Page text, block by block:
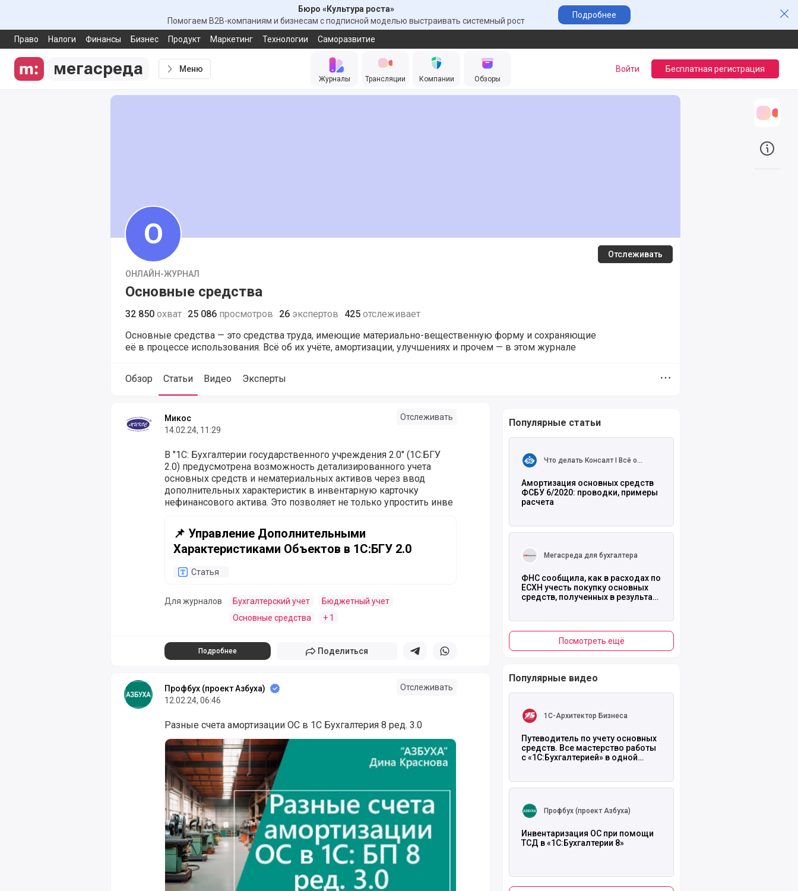
Бюро «Культура роста»
Помогаем B2B-компаниям и бизнесам с подписной моделью выстраивать системный рост
Подробнее
Право Налоги Финансы Бизнес Продукт Маркетинг Технологии Саморазвитие
мегасреда Меню
Журналы Трансляции Компании Обзоры
Войти Бесплатная регистрация
О
Отслеживать
ОНЛАЙН-ЖУРНАЛ
Основные средства
32 850 охват 25 086 просмотров 26 экспертов 425 отслеживает
Основные средства — это средства труда, имеющие материально-вещественную форму и сохраняющие
её в процессе использования. Всё об их учёте, амортизации, улучшениях и прочем — в этом журнале
Обзор Статьи Видео Эксперты Дополнительное меню
Микос
14.02.24, 11:29
Отслеживать
В "1С: Бухгалтерии государственного учреждения 2.0" (1С:БГУ
2.0) предусмотрена возможность детализированного учета
основных средств и нематериальных активов через ввод
дополнительных характеристик в инвентарную карточку
нефинансового актива. Это позволяет не только упростить инве
📌 Управление Дополнительными
Характеристиками Объектов в 1С:БГУ 2.0
Статья
Для журналов Бухгалтерский учет
Бюджетный учет
Основные средства
+ 1
Подробнее Поделиться Поделиться в телеграм
Поделиться в whatsapp
Профбух (проект Азбуха)
12.02.24, 06:46
Отслеживать
Разные счета амортизации ОС в 1С Бухгалтерия 8 ред. 3.0
Разные счета амортизации ОС в 1С Бухгалтерия 8
Популярные статьи
Что делать Консалт I Всё о
Амортизация основных средств
ФСБУ 6/2020: проводки, примеры
расчета
Мегасреда для бухгалтера
ФНС сообщила, как в расходах по
ЕСХН учесть покупку основных
средств, полученных в результате
Посмотреть ещё
Популярные видео
1С-Архитектор Бизнеса
Путеводитель по учету основных
средств. Все мастерство работы
с «1С:Бухгалтерией» в одной
Профбух (проект Азбуха)
Инвентаризация ОС при помощи
ТСД в «1С:Бухгалтерии 8»
О